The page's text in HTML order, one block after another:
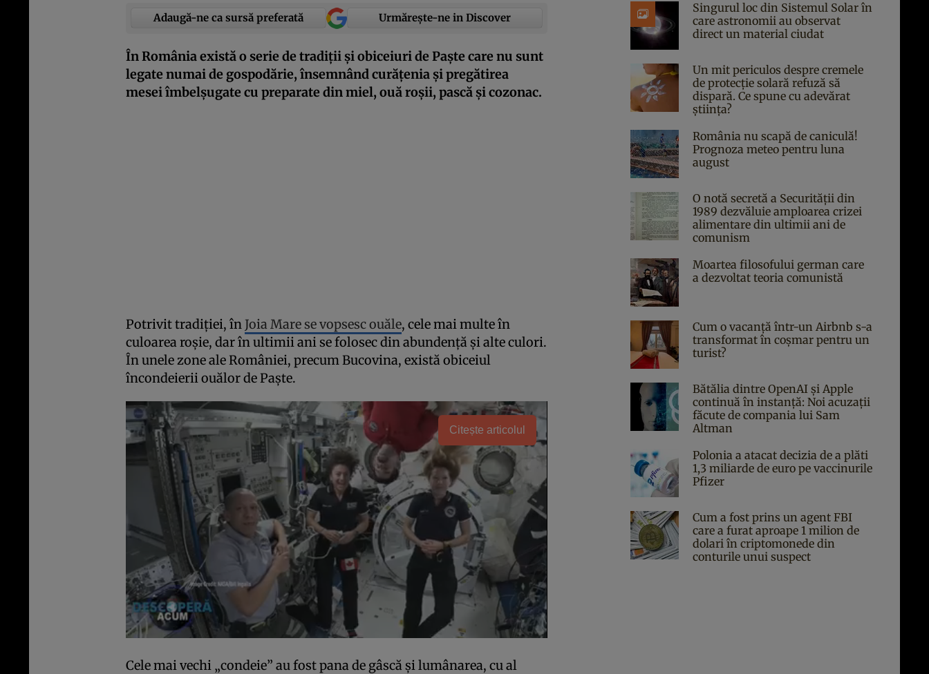
Adaugă-ne ca sursă preferată Urmărește-ne in Discover
În România există o serie de tradiţii şi obiceiuri de Paşte care nu sunt
legate numai de gospodărie, însemnând curăţenia şi pregătirea
mesei îmbelşugate cu preparate din miel, ouă roşii, pască şi cozonac.
Potrivit tradiţiei, în Joia Mare se vopsesc ouăle, cele mai multe în
culoarea roşie, dar în ultimii ani se folosec din abundenţă şi alte culori.
În unele zone ale României, precum Bucovina, există obiceiul
încondeierii ouălor de Paşte.
Citește articolul
Cele mai vechi „condeie” au fost pana de gâscă şi lumânarea, cu al
Singurul loc din Sistemul Solar în
care astronomii au observat
direct un material ciudat
Un mit periculos despre cremele
de protecție solară refuză să
dispară. Ce spune cu adevărat
știința?
România nu scapă de caniculă!
Prognoza meteo pentru luna
august
O notă secretă a Securității din
1989 dezvăluie amploarea crizei
alimentare din ultimii ani de
comunism
Moartea filosofului german care
a dezvoltat teoria comunistă
Cum o vacanță într-un Airbnb s-a
transformat în coșmar pentru un
turist?
Bătălia dintre OpenAI și Apple
continuă în instanță: Noi acuzații
făcute de compania lui Sam
Altman
Polonia a atacat decizia de a plăti
1,3 miliarde de euro pe vaccinurile
Pfizer
Cum a fost prins un agent FBI
care a furat aproape 1 milion de
dolari în criptomonede din
conturile unui suspect